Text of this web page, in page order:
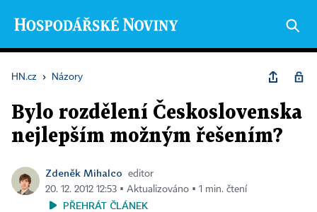
HN.cz › Názory
Bylo rozdělení Československa
nejlepším možným řešením?
Zdeněk Mihalco
editor
20. 12. 2012 12:53 ▪ Aktualizováno ▪ 1 min. čtení
PŘEHRÁT ČLÁNEK